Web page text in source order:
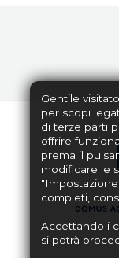
Gentile
per scopi
di terze parti
offrire
prema il
modificare le
completi,
Accettando i
si potrà